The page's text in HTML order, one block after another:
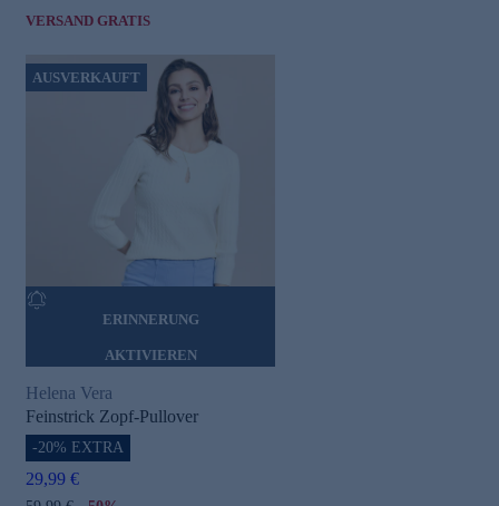
VERSAND GRATIS
AUSVERKAUFT
ERINNERUNG
AKTIVIEREN
Helena Vera
Feinstrick Zopf-Pullover
-20% EXTRA
29,99 €